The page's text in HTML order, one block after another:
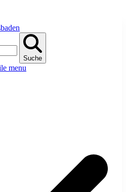
Suche
menu